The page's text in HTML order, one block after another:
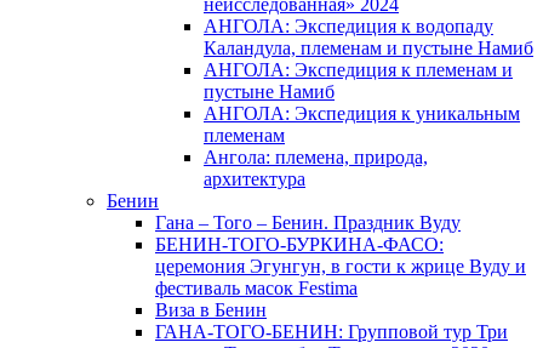
неисследованная» 2024
АНГОЛА: Экспедиция к водопаду
Каландула, племенам и пустыне Намиб
АНГОЛА: Экспедиция к племенам и
пустыне Намиб
АНГОЛА: Экспедиция к уникальным
племенам
Ангола: племена, природа,
архитектура
Бенин
Гана – Того – Бенин. Праздник Вуду
БЕНИН-ТОГО-БУРКИНА-ФАСО:
церемония Эгунгун, в гости к жрице Вуду и
фестиваль масок Festima
Виза в Бенин
ГАНА-ТОГО-БЕНИН: Групповой тур Три